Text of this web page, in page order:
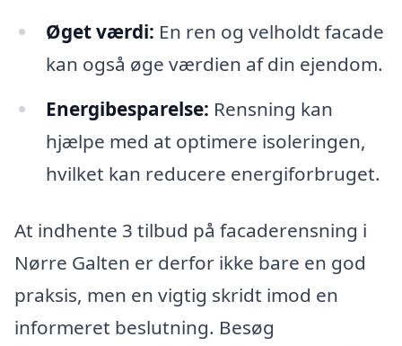
Øget værdi: En ren og velholdt facade
kan også øge værdien af din ejendom.
Energibesparelse: Rensning kan
hjælpe med at optimere isoleringen,
hvilket kan reducere energiforbruget.
At indhente 3 tilbud på facaderensning i
Nørre Galten er derfor ikke bare en god
praksis, men en vigtig skridt imod en
informeret beslutning. Besøg